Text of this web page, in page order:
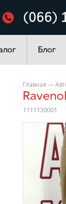
(066)
Блог
Главная —
1111130001